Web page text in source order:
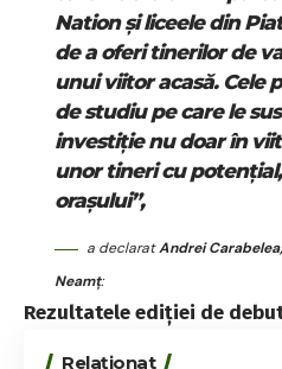
Nation și liceele din
de a oferi tinerilor de
unui viitor acasă. Cele
de studiu pe care le
investiție nu doar în
unor tineri cu
orașului”,
a declaratAndrei
Neamț:
Rezultatele ediției de
Relaționat